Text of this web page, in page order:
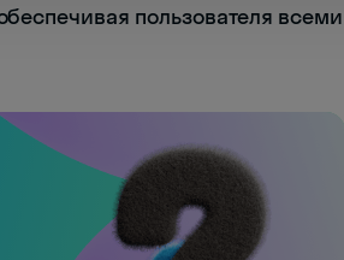
пользователя всеми